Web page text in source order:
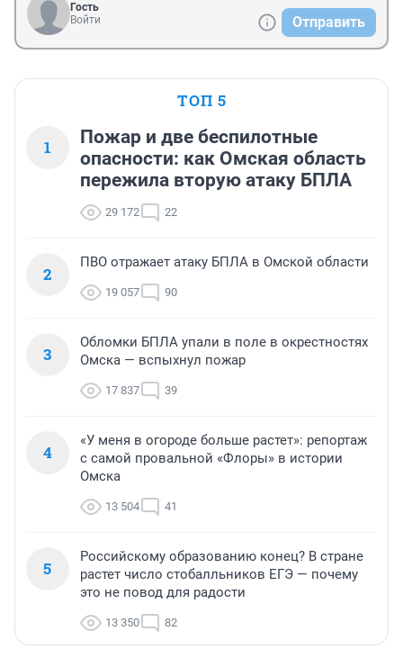
Гость
Войти
Отправить
ТОП 5
1
Пожар и две беспилотные
опасности: как Омская область
пережила вторую атаку БПЛА
29 172 22
2
ПВО отражает атаку БПЛА в Омской области
19 057 90
3
Обломки БПЛА упали в поле в окрестностях
Омска — вспыхнул пожар
17 837 39
4
«У меня в огороде больше растет»: репортаж
с самой провальной «Флоры» в истории
Омска
13 504 41
5
Российскому образованию конец? В стране
растет число стобалльников ЕГЭ — почему
это не повод для радости
13 350 82